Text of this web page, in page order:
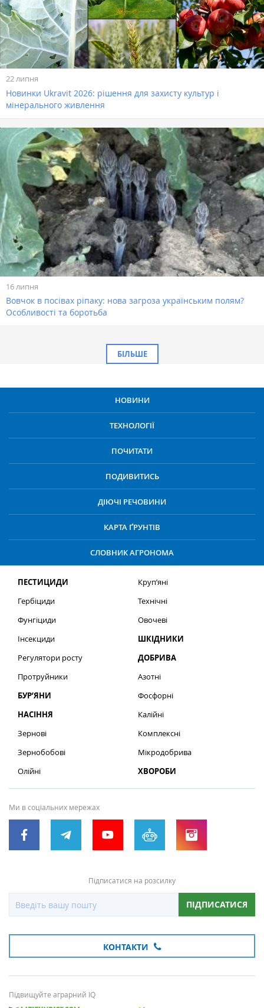
22 липня
Новинки Ukravit 2026: рішення для захисту культур і
мінерального живлення
16 липня
Вовчок в посівах ріпаку: нова загроза українським полям?
Особливості та боротьба
БІЛЬШЕ
НОВИНИ
ТЕХНОЛОГІЇ
ПОЧИТАТИ
ПОДИВИТИСЬ
ДІЮЧІ РЕЧОВИНИ
КАРТА ҐРУНТІВ
СЛОВНИК АГРОНОМА
ПЕСТИЦИДИ
Гербіциди
Фунгіциди
Інсекциди
Регулятори росту
Протруйники
БУР’ЯНИ
НАСІННЯ
Зернові
Зернобобові
Олійні
Круп’яні
Технічні
Овочеві
ШКІДНИКИ
ДОБРИВА
Азотні
Фосфорні
Калійні
Комплексні
Мікродобрива
ХВОРОБИ
Ми в соціальних мережах
Підписатися на розсилку
ПІДПИСАТИСЯ
КОНТАКТИ
Підвищуйте аграрний IQ